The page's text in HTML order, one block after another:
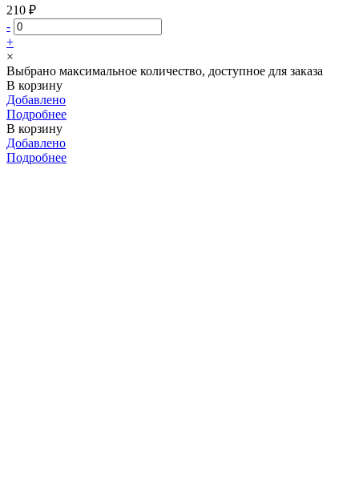
210 ₽
-
+
×
Выбрано максимальное количество, доступное для заказа
В корзину
Добавлено
Подробнее
В корзину
Добавлено
Подробнее